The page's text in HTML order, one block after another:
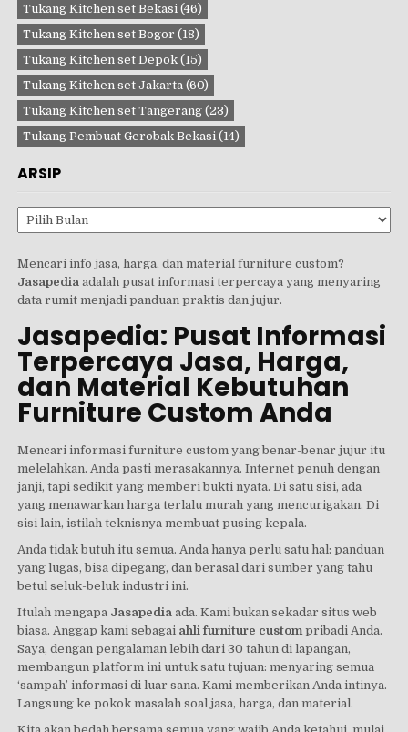
Tukang Kitchen set Bekasi (46)
Tukang Kitchen set Bogor (18)
Tukang Kitchen set Depok (15)
Tukang Kitchen set Jakarta (60)
Tukang Kitchen set Tangerang (23)
Tukang Pembuat Gerobak Bekasi (14)
ARSIP
Arsip
Mencari info jasa, harga, dan material furniture custom?
Jasapedia adalah pusat informasi terpercaya yang menyaring
data rumit menjadi panduan praktis dan jujur.
Jasapedia: Pusat Informasi
Terpercaya Jasa, Harga,
dan Material Kebutuhan
Furniture Custom Anda
Mencari informasi furniture custom yang benar-benar jujur itu
melelahkan. Anda pasti merasakannya. Internet penuh dengan
janji, tapi sedikit yang memberi bukti nyata. Di satu sisi, ada
yang menawarkan harga terlalu murah yang mencurigakan. Di
sisi lain, istilah teknisnya membuat pusing kepala.
Anda tidak butuh itu semua. Anda hanya perlu satu hal: panduan
yang lugas, bisa dipegang, dan berasal dari sumber yang tahu
betul seluk-beluk industri ini.
Itulah mengapa Jasapedia ada. Kami bukan sekadar situs web
biasa. Anggap kami sebagai ahli furniture custompribadi Anda.
Saya, dengan pengalaman lebih dari 30 tahun di lapangan,
membangun platform ini untuk satu tujuan: menyaring semua
‘sampah’ informasi di luar sana. Kami memberikan Anda intinya.
Langsung ke pokok masalah soal jasa, harga, dan material.